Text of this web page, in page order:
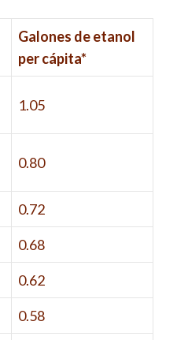
Galones de etanol
per cápita*
1.05
0.80
0.72
0.68
0.62
0.58